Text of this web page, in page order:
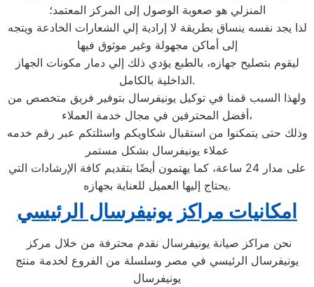
المنزلي هو صعوبة الوصول إلى المركز المعتمد؛
لذا يجد نفسه ينساق بطريقة لا إرادية إلي الشعارات الخادعة ويتجه
إلى أماكن مجهولة وغير موثوق فيها
ليقوم بتصليح جهازه، بالطبع يؤدي ذلك إلي دمار مكونات الجهاز
الداخلية بالكامل.
ولهذا السبب قمنا في توكيل يونيفرسال بتوفير فريق متخصص من
أفضل المحترفين في مجال خدمة العملاء،
وذلك حتى يتمكنوا من استقبال شكاويكم واسئلتكم عبر رقم خدمه
عملاء يونيفرسال بشكل مستمر
على مدار 24 ساعة، كما يهتمون أيضًا بتقديم كافة الإرشادات التي
يحتاج إليها العميل للعناية بجهازه.
امكانيات مراكز يونيفرسال الرئيسي
نحن مراكز صيانة يونيفرسال نقدم محترفة من خلال مركز
يونيفرسال الرئيسي في مصر وسلسلة من الفروع لخدمة منتج
يونيفرسال